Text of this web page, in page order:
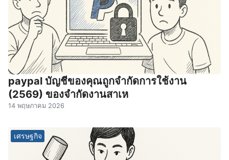
paypal บัญชีของคุณถูกจํากัดการใช้งาน
(2569) ของจํากัดงานสาเห
14 พฤษภาคม 2026
เศรษฐกิจ